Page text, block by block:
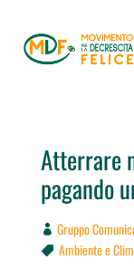
Atterrare
pagando
Gruppo
 Ambiente e